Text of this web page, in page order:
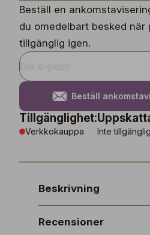
Beställ en
du omedelbart besked när
tillgänglig igen.
Beställ
Tillgänglighet:
Verkkokauppa Inte tillgänglig
Beskrivning
Recensioner